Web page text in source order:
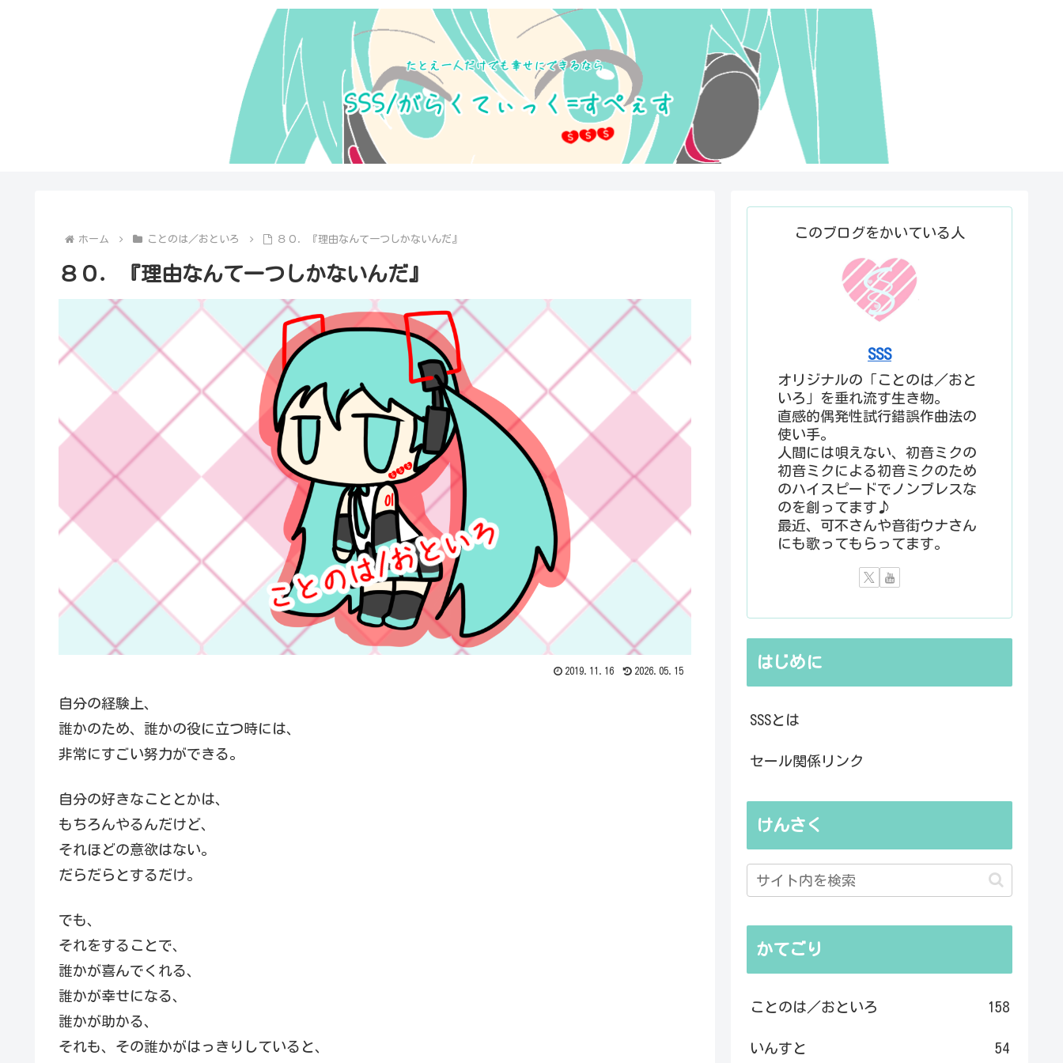
ホーム ことのは／おといろ ８０．『理由なんて一つしかないんだ』
８０．『理由なんて一つしかないんだ』
2019.11.16 2026.05.15
自分の経験上、
誰かのため、誰かの役に立つ時には、
非常にすごい努力ができる。
自分の好きなこととかは、
もちろんやるんだけど、
それほどの意欲はない。
だらだらとするだけ。
でも、
それをすることで、
誰かが喜んでくれる、
誰かが幸せになる、
誰かが助かる、
それも、その誰かがはっきりしていると、
このブログをかいている人
SSS
オリジナルの「ことのは／おと
いろ」を垂れ流す生き物。
直感的偶発性試行錯誤作曲法の
使い手。
人間には唄えない、初音ミクの
初音ミクによる初音ミクのため
のハイスピードでノンブレスな
のを創ってます♪
最近、可不さんや音街ウナさん
にも歌ってもらってます。
はじめに
SSSとは
セール関係リンク
けんさく
かてごり
ことのは／おといろ 158
いんすと 54